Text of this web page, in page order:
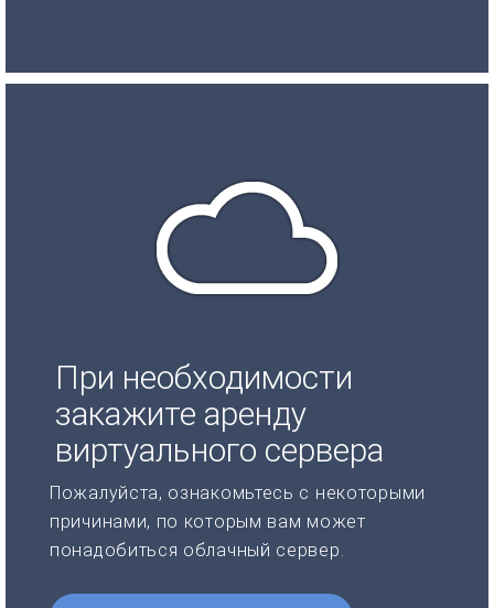
При необходимости
закажите аренду
виртуального сервера
Пожалуйста, ознакомьтесь с некоторыми
причинами, по которым вам может
понадобиться облачный сервер.